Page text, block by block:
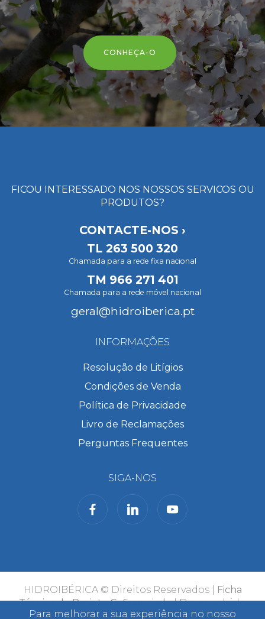
CONHEÇA-O
FICOU INTERESSADO NOS NOSSOS SERVICOS OU
PRODUTOS?
CONTACTE-NOS ›
TL 263 500 320
Chamada para a rede fixa nacional
TM 966 271 401
Chamada para a rede móvel nacional
geral@hidroiberica.pt
INFORMAÇÕES
Resolução de Litígios
Condições de Venda
Política de Privacidade
Livro de Reclamações
Perguntas Frequentes
SIGA-NOS
HIDROIBÉRICA © Direitos Reservados |
Ficha
Técnica do Projeto Cofinanciado| Desenvolvido
porBomsite
Para melhorar a sua experiência no nosso